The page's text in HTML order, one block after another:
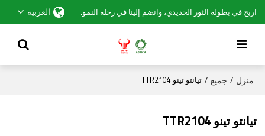
اربح في بطولة الثور الحديدي، وانضم إلينا في رحلة النمو. العربية
منزل / جميع / تيانتو تينو TTR2104
تيانتو تينو TTR2104